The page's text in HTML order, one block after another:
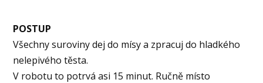
POSTUP
Všechny suroviny dej do mísy a zpracuj do hladkého
nelepivého těsta.
V robotu to potrvá asi 15 minut. Ručně místo